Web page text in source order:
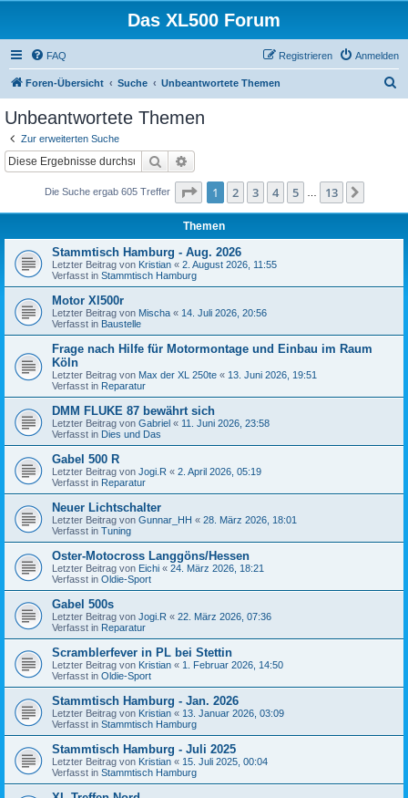
Das XL500 Forum
FAQ Anmelden
Registrieren
Foren-Übersicht Suche Unbeantwortete Themen
Unbeantwortete Themen
Zur erweiterten Suche
Suche
Die Suche ergab 605 Treffer Seite 1von 13
1 2 3 4 5 13
Themen
Stammtisch Hamburg - Aug. 2026
Letzter Beitrag von Kristian « 2. August 2026, 11:55
Verfasst in Stammtisch Hamburg
Motor Xl500r
Letzter Beitrag von Mischa « 14. Juli 2026, 20:56
Verfasst in Baustelle
Frage nach Hilfe für Motormontage und Einbau im Raum
Köln
Letzter Beitrag von Max der XL 250te « 13. Juni 2026, 19:51
Verfasst in Reparatur
DMM FLUKE 87 bewährt sich
Letzter Beitrag von Gabriel « 11. Juni 2026, 23:58
Verfasst in Dies und Das
Gabel 500 R
Letzter Beitrag von Jogi.R « 2. April 2026, 05:19
Verfasst in Reparatur
Neuer Lichtschalter
Letzter Beitrag von Gunnar_HH « 28. März 2026, 18:01
Verfasst in Tuning
Oster-Motocross Langgöns/Hessen
Letzter Beitrag von Eichi « 24. März 2026, 18:21
Verfasst in Oldie-Sport
Gabel 500s
Letzter Beitrag von Jogi.R « 22. März 2026, 07:36
Verfasst in Reparatur
Scramblerfever in PL bei Stettin
Letzter Beitrag von Kristian « 1. Februar 2026, 14:50
Verfasst in Oldie-Sport
Stammtisch Hamburg - Jan. 2026
Letzter Beitrag von Kristian « 13. Januar 2026, 03:09
Verfasst in Stammtisch Hamburg
Stammtisch Hamburg - Juli 2025
Letzter Beitrag von Kristian « 15. Juli 2025, 00:04
Verfasst in Stammtisch Hamburg